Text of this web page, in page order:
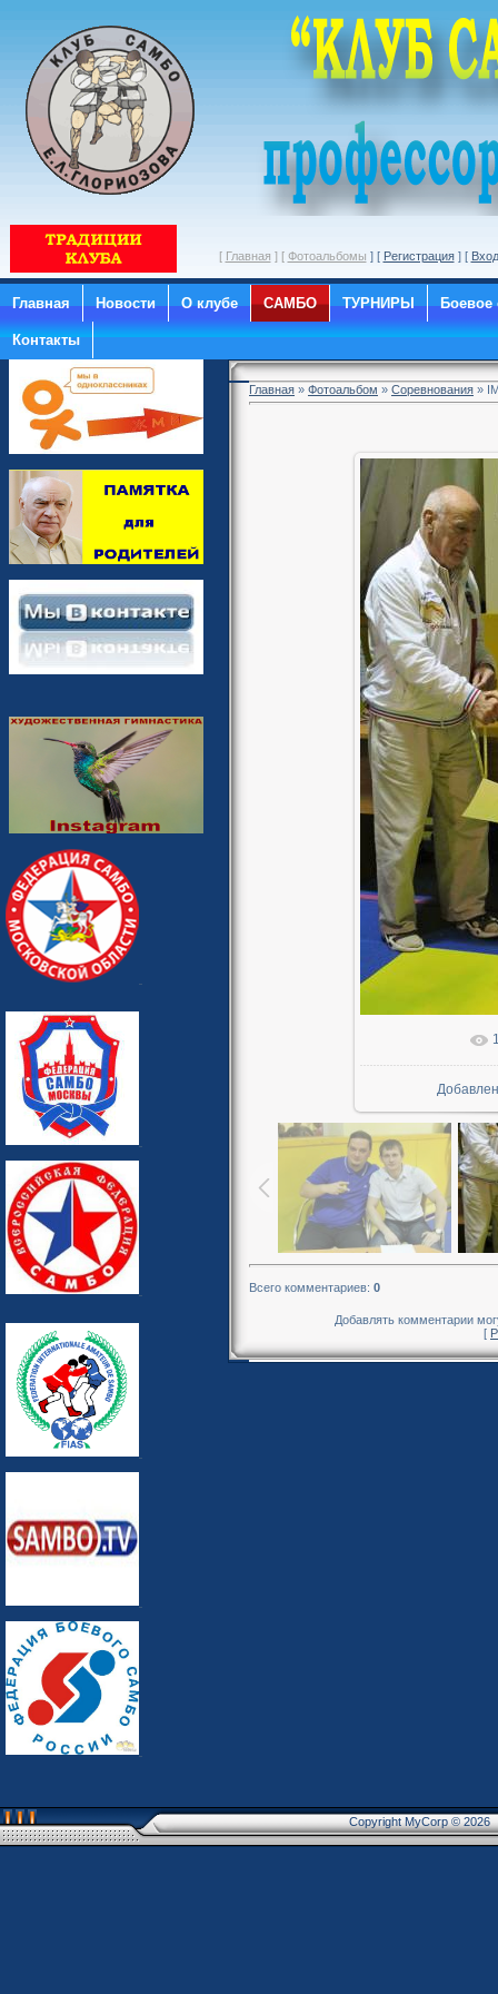
[ Главная ] [ Фотоальбомы ] [ Регистрация] [ Вход
Главная Новости О клубе САМБО ТУРНИРЫ Боевое
Контакты
Главная » Фотоальбом » Соревнования »
В
Всего комментариев: 0
Добавлять комментарии
[
Copyright MyCorp © 2026